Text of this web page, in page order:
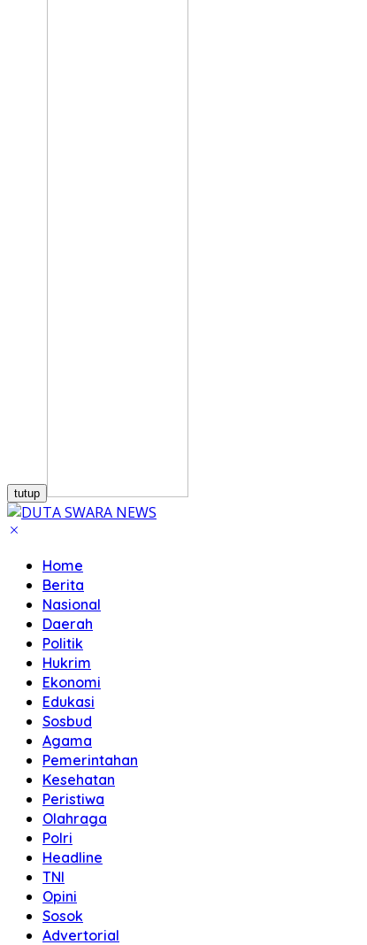
tutup
Home
Berita
Nasional
Daerah
Politik
Hukrim
Ekonomi
Edukasi
Sosbud
Agama
Pemerintahan
Kesehatan
Peristiwa
Olahraga
Polri
Headline
TNI
Opini
Sosok
Advertorial